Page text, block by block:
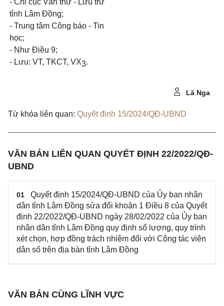
- Chi cục Văn thư - Lưu trữ
tỉnh Lâm Đồng;
- Trung tâm Công báo - Tin
học;
- Như Điều 9;
- Lưu: VT, TKCT, VX3.
Lã Nga
Từ khóa liên quan: Quyết định 15/2024/QĐ-UBND
VĂN BẢN LIÊN QUAN QUYẾT ĐỊNH 22/2022/QĐ-
UBND
01
Quyết định 15/2024/QĐ-UBND của Ủy ban nhân
dân tỉnh Lâm Đồng sửa đổi khoản 1 Điều 8 của Quyết
định 22/2022/QĐ-UBND ngày 28/02/2022 của Ủy ban
nhân dân tỉnh Lâm Đồng quy định số lượng, quy trình
xét chọn, hợp đồng trách nhiệm đối với Cộng tác viên
dân số trên địa bàn tỉnh Lâm Đồng
VĂN BẢN CÙNG LĨNH VỰC